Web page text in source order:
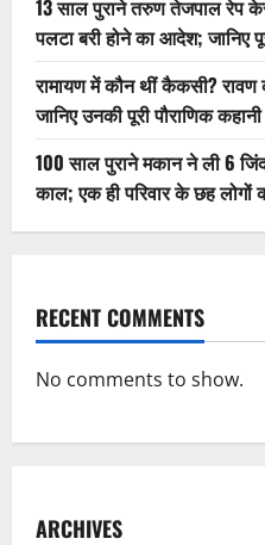
13 साल पुराने तरुण तेजपाल रेप
पलटा बरी होने का आदेश; जानिए
रामायण में कौन थीं कैकसी? रावण
जानिए उनकी पूरी पौराणिक कहानी
100 साल पुराने मकान ने ली 6
काल; एक ही परिवार के छह लोगों
RECENT COMMENTS
No comments to show.
ARCHIVES